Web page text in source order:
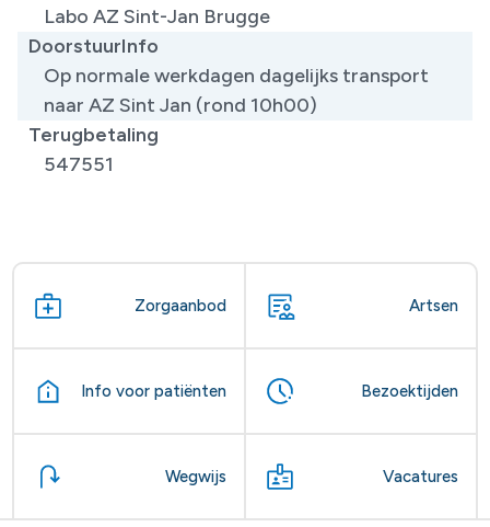
Labo AZ Sint-Jan Brugge
DoorstuurInfo
Op normale werkdagen dagelijks transport
naar AZ Sint Jan (rond 10h00)
Terugbetaling
547551
Zorgaanbod Artsen
Info voor patiënten Bezoektijden
Wegwijs Vacatures